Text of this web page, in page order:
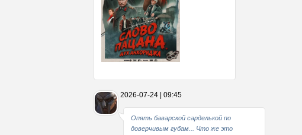
В свое время
2026-07-24 | 09:45
Опять баварской сарделькой по
доверчивым губам... Что же это